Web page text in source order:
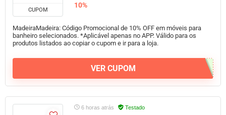
CUPOM
10%
MadeiraMadeira: Código Promocional de 10% OFF em móveis para
banheiro selecionados. *Aplicável apenas no APP. Válido para os
produtos listados ao copiar o cupom e ir para a loja.
VER CUPOM
6 horas atrás Testado